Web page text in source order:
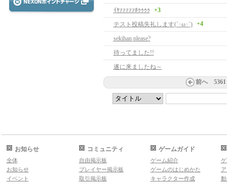
ｲﾔｧｧｧｧｧﾎｩｩｩｩ
+3
テスト投稿失礼します(´･ω･`)
+4
sekihan please?
待ってました!!
遂に来ましたね～
前へ 5361
お知らせ
全体
お知らせ
イベント
コミュニティ
自由掲示板
プレイヤー掲示板
取引掲示板
ゲームガイド
ゲーム紹介
ゲームのはじめかた
キャラクター作成